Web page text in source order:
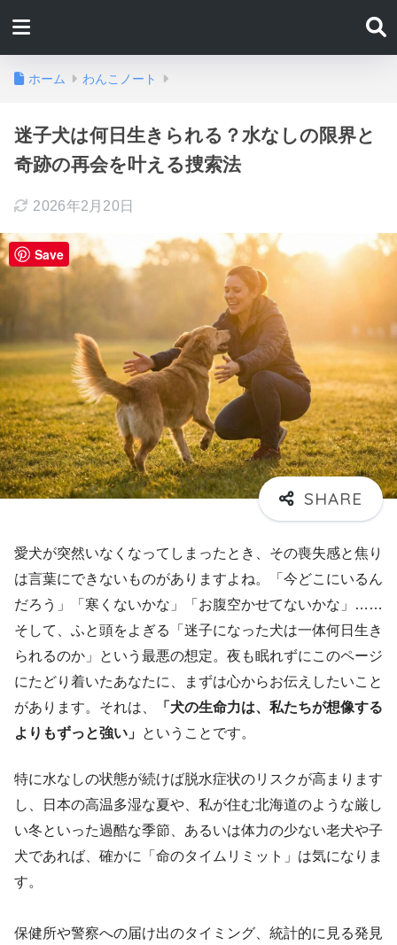
ホーム わんこノート
迷子犬は何日生きられる？水なしの限界と
奇跡の再会を叶える捜索法
2026年2月20日
愛犬が突然いなくなってしまったとき、その喪失感と焦り
は言葉にできないものがありますよね。「今どこにいるん
だろう」「寒くないかな」「お腹空かせてないかな」……
そして、ふと頭をよぎる「迷子になった犬は一体何日生き
られるのか」という最悪の想定。夜も眠れずにこのページ
にたどり着いたあなたに、まずは心からお伝えしたいこと
があります。それは、
「犬の生命力は、私たちが想像する
よりもずっと強い」
ということです。
特に水なしの状態が続けば脱水症状のリスクが高まります
し、日本の高温多湿な夏や、私が住む北海道のような厳し
い冬といった過酷な季節、あるいは体力の少ない老犬や子
犬であれば、確かに「命のタイムリミット」は気になりま
す。
保健所や警察への届け出のタイミング、統計的に見る発見
Save